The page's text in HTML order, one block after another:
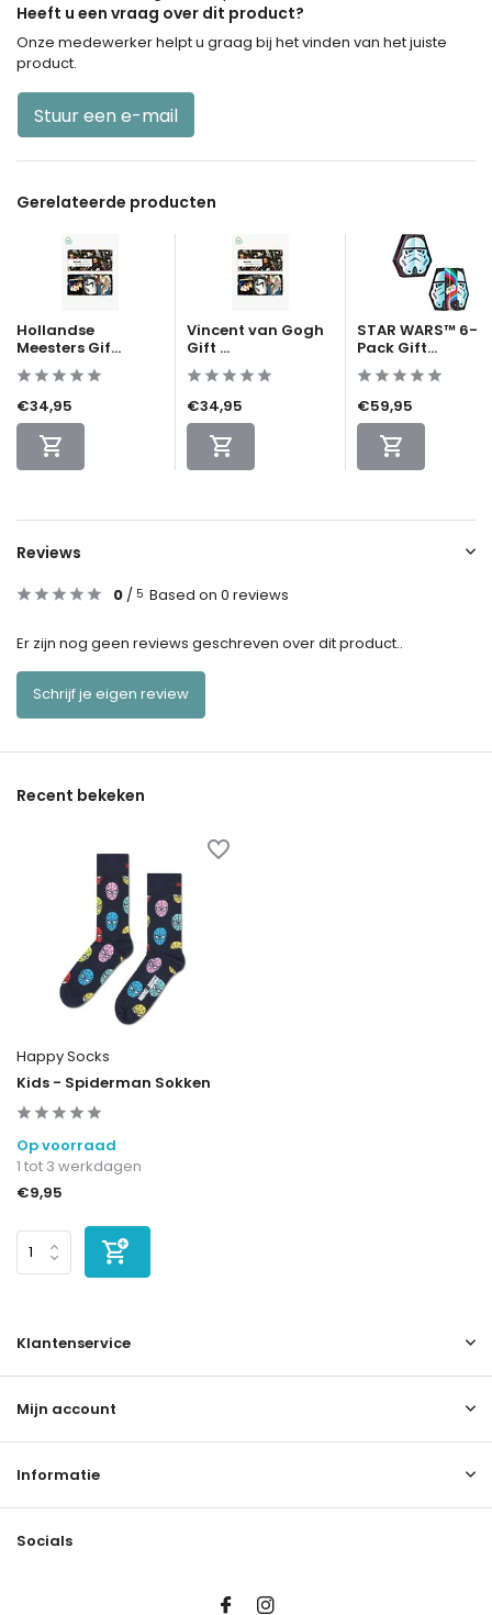
Heeft u een vraag over dit product?
Onze medewerker helpt u graag bij het vinden van het juiste
product.
Stuur een e-mail
Gerelateerde producten
Hollandse
Meesters Gif...
€34,95
Vincent van Gogh
Gift ...
€34,95
STAR WARS™ 6-
Pack Gift...
€59,95
Reviews
0 / 5 Based on 0 reviews
Er zijn nog geen reviews geschreven over dit product..
Schrijf je eigen review
Recent bekeken
Happy Socks
Kids - Spiderman Sokken
Op voorraad
1 tot 3 werkdagen
€9,95
Klantenservice
Mijn account
Informatie
Socials